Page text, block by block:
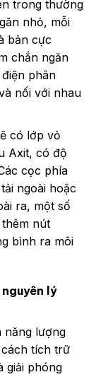
trong thường
nhỏ, mỗi
bản cực
chắn ngăn
phân
nối với nhau
có lớp vỏ
Axit, có độ
cọc phía
ngoài hoặc
ra, một số
nút
bình ra môi
lý
năng lượng
tích trữ
giải phóng